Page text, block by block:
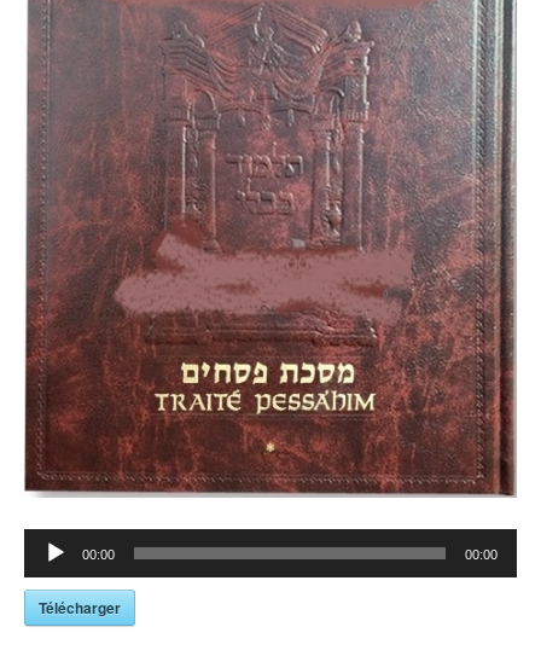
Lecteur
audio
00:00 00:00
Télécharger